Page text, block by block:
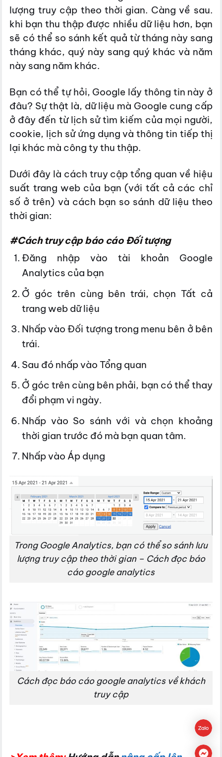
lượng truy cập theo thời gian. Càng về sau.
khi bạn thu thập được nhiều dữ liệu hơn, bạn
sẽ có thể so sánh kết quả từ tháng này sang
tháng khác, quý này sang quý khác và năm
này sang năm khác.
Bạn có thể tự hỏi, Google lấy thông tin này ở
đâu? Sự thật là, dữ liệu mà Google cung cấp
ở đây đến từ lịch sử tìm kiếm của mọi người,
cookie, lịch sử ứng dụng và thông tin tiếp thị
lại khác mà công ty thu thập.
Dưới đây là cách truy cập tổng quan về hiệu
suất trang web của bạn (với tất cả các chỉ
số ở trên) và cách bạn so sánh dữ liệu theo
thời gian:
#Cách truy cập báo cáo Đối tượng
Đăng nhập vào tài khoản Google
Analytics của bạn
Ở góc trên cùng bên trái, chọn Tất cả
trang web dữ liệu
Nhấp vào Đối tượng trong menu bên ở bên
trái.
Sau đó nhấp vào Tổng quan
Ở góc trên cùng bên phải, bạn có thể thay
đổi phạm vi ngày.
Nhấp vào So sánh với và chọn khoảng
thời gian trước đó mà bạn quan tâm.
Nhấp vào Áp dụng
Trong Google Analytics, bạn có thể so sánh lưu
lượng truy cập theo thời gian – Cách đọc báo
cáo google analytics
Cách đọc báo cáo google analytics về khách
truy cập